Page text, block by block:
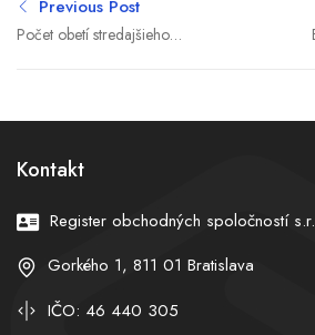
Previous Post
Počet obetí stredajšieho
Kontakt
Register obchodných spoločností
Gorkého 1, 811 01 Bratislava
IČO: 46 440 305